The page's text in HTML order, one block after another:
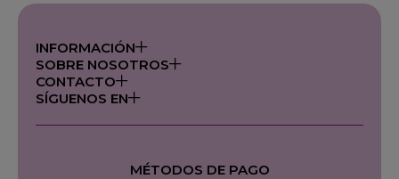
INFORMACIÓN
SOBRE NOSOTROS
CONTACTO
SÍGUENOS EN
MÉTODOS DE PAGO